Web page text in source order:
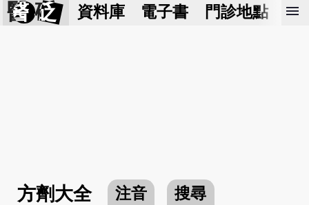
醫 砭 資料庫 電子書 門診地點 預
menu
方劑大全 注音 搜尋